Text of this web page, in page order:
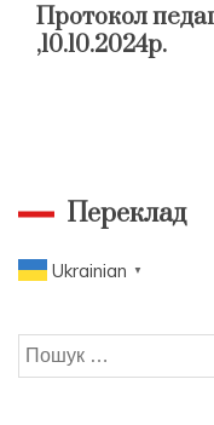
Протокол
,10.10.2024р.
Переклад
Ukrainian ▼
Пошук: